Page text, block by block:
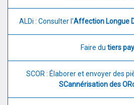
ALDi : Consulter l'Affection Longue
Faire du tiers
SCOR : Élaborer et envoyer des
SCannérisation des